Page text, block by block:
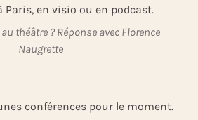
Paris, en visio ou en podcast.
théâtre ? Réponse avec Florence
Naugrette
conférences pour le moment.